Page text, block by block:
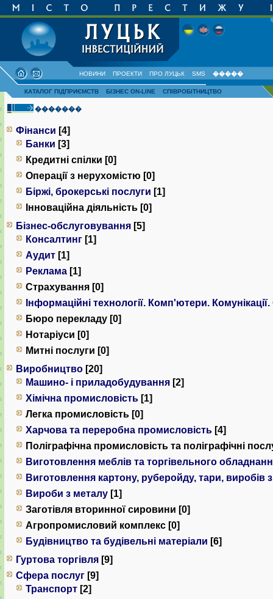
НОВИНИ ПРОЕКТИ ПРО ЛУЦЬК SMS �����
КАТАЛОГ ПІДПРИЄМСТВ БІЗНЕС ON-LINE СПІВРОБІТНИЦТВО
�������
Фінанси [4]
Банки [3]
Кредитні спілки [0]
Операції з нерухомістю [0]
Біржі, брокерські послуги [1]
Інноваційна діяльність [0]
Бізнес-обслуговування [5]
Консалтинг [1]
Аудит [1]
Реклама [1]
Страхування [0]
Інформаційні технології. Комп'ютери.
Бюро перекладу [0]
Нотаріуси [0]
Митні послуги [0]
Виробництво [20]
Машино- і приладобудування [2]
Хімічна промисловість [1]
Легка промисловість [0]
Харчова та переробна промисловість [4]
Поліграфічна промисловість та поліграфічні
Виготовлення меблів та торгівельного
Виготовлення картону, руберойду, тари, виробів
Вироби з металу [1]
Заготівля вторинної сировини [0]
Агропромисловий комплекс [0]
Будівництво та будівельні матеріали [6]
Гуртова торгівля [9]
Сфера послуг [9]
Транспорт [2]